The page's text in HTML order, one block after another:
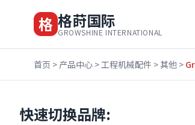
格 格莳国际
GROWSHINE INTERNATIONAL
首页 > 产品中心 >工程机械配件 >其他 >
快速切换品牌: